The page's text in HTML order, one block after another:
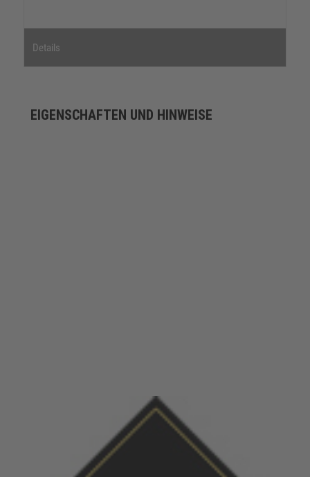
Details
EIGENSCHAFTEN UND HINWEISE